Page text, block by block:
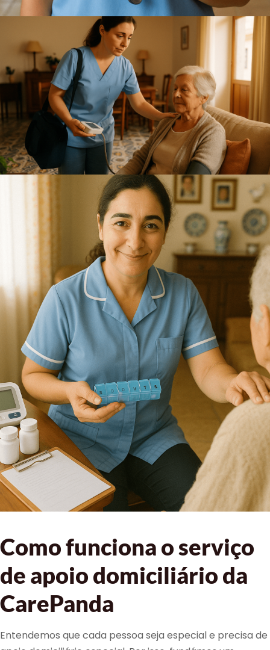
Como funciona o serviço
de apoio domiciliário da
CarePanda
Entendemos que cada pessoa seja especial e precisa de